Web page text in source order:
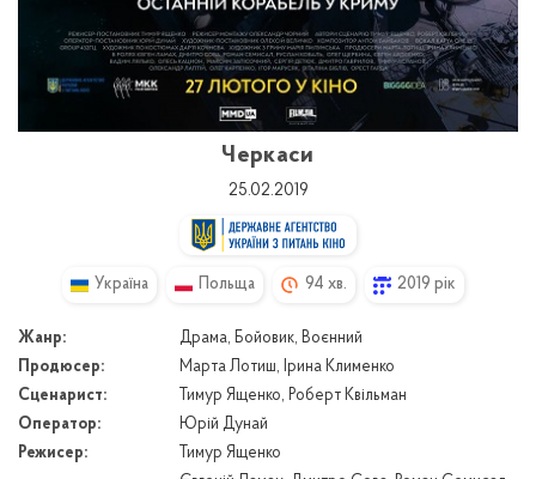
Черкаси
25.02.2019
Україна Польща 94 хв. 2019 рік
Жанр:
Драма, Бойовик, Воєнний
Продюсер:
Марта Лотиш, Ірина Клименко
Сценарист:
Тимур Ященко, Роберт Квільман
Оператор:
Юрій Дунай
Режисер:
Тимур Ященко